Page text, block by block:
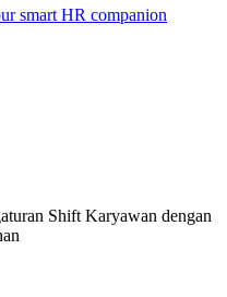
smart HR companion
Shift Karyawan dengan